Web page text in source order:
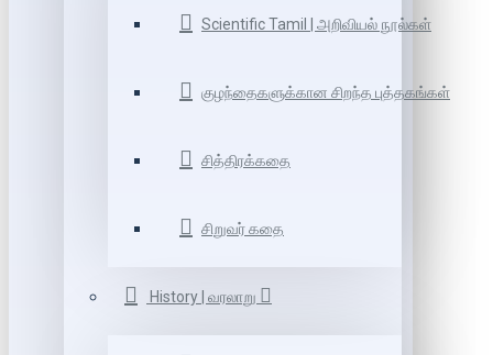
Scientific Tamil | அறிவியல் நூல்கள்
குழந்தைகளுக்கான சிறந்த புத்தகங்கள்
சித்திரக்கதை
சிறுவர் கதை
History | வரலாறு